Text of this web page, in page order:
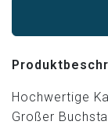
Hochwertige
Großer